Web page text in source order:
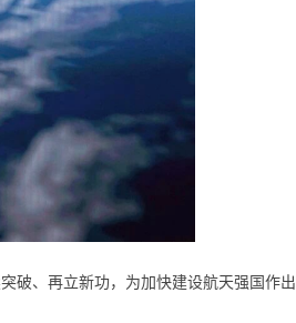
破、再立新功，为加快建设航天强国作出